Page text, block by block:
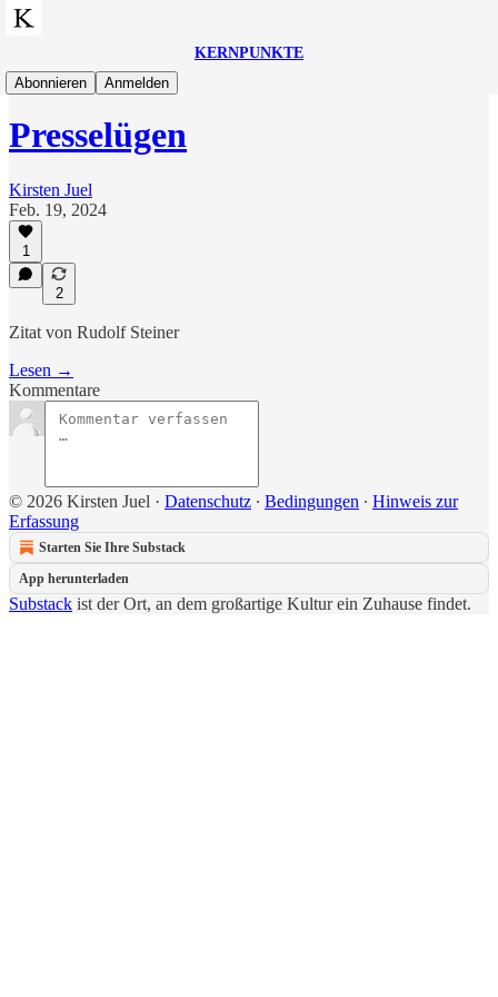
KERNPUNKTE
Abonnieren
Anmelden
Zitate
Presselügen
Kirsten Juel
Feb. 19, 2024
1
2
Zitat von Rudolf Steiner
Lesen →
Kommentare
© 2026 Kirsten Juel · Datenschutz ∙ Bedingungen ∙ Hinweis zur
Erfassung
Starten Sie Ihre Substack
App herunterladen
Substack ist der Ort, an dem großartige Kultur ein Zuhause findet.